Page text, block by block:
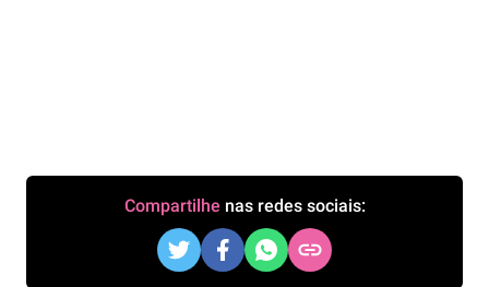
Compartilhe nas redes sociais: